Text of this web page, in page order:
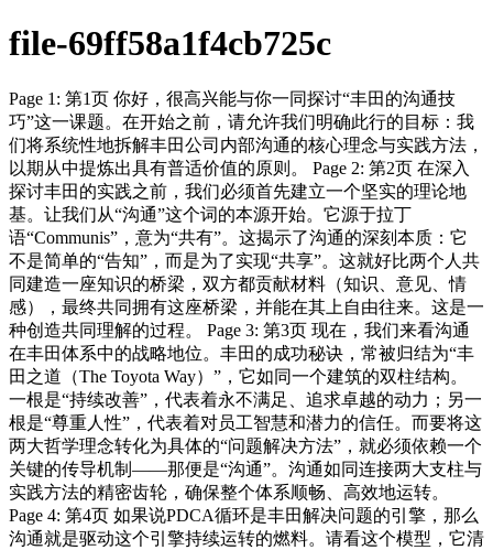
file-69ff58a1f4cb725c
Page 1: 第1页 你好，很高兴能与你一同探讨“丰田的沟通技
巧”这一课题。在开始之前，请允许我们明确此行的目标：我
们将系统性地拆解丰田公司内部沟通的核心理念与实践方法，
以期从中提炼出具有普适价值的原则。 Page 2: 第2页 在深入
探讨丰田的实践之前，我们必须首先建立一个坚实的理论地
基。让我们从“沟通”这个词的本源开始。它源于拉丁
语“Communis”，意为“共有”。这揭示了沟通的深刻本质：它
不是简单的“告知”，而是为了实现“共享”。这就好比两个人共
同建造一座知识的桥梁，双方都贡献材料（知识、意见、情
感），最终共同拥有这座桥梁，并能在其上自由往来。这是一
种创造共同理解的过程。 Page 3: 第3页 现在，我们来看沟通
在丰田体系中的战略地位。丰田的成功秘诀，常被归结为“丰
田之道（The Toyota Way）”，它如同一个建筑的双柱结构。
一根是“持续改善”，代表着永不满足、追求卓越的动力；另一
根是“尊重人性”，代表着对员工智慧和潜力的信任。而要将这
两大哲学理念转化为具体的“问题解决方法”，就必须依赖一个
关键的传导机制——那便是“沟通”。沟通如同连接两大支柱与
实践方法的精密齿轮，确保整个体系顺畅、高效地运转。
Page 4: 第4页 如果说PDCA循环是丰田解决问题的引擎，那么
沟通就是驱动这个引擎持续运转的燃料。请看这个模型，它清